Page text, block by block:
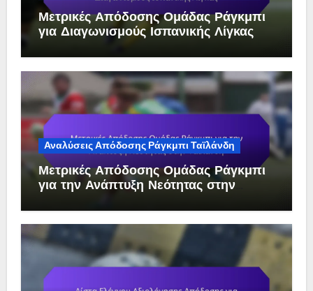
Μετρικές Απόδοσης Ομάδας Ράγκμπι
για Διαγωνισμούς Ισπανικής Λίγκας
Αναλύσεις Απόδοσης Ράγκμπι Ταϊλάνδη
Μετρικές Απόδοσης Ομάδας Ράγκμπι
για την Ανάπτυξη Νεότητας στην